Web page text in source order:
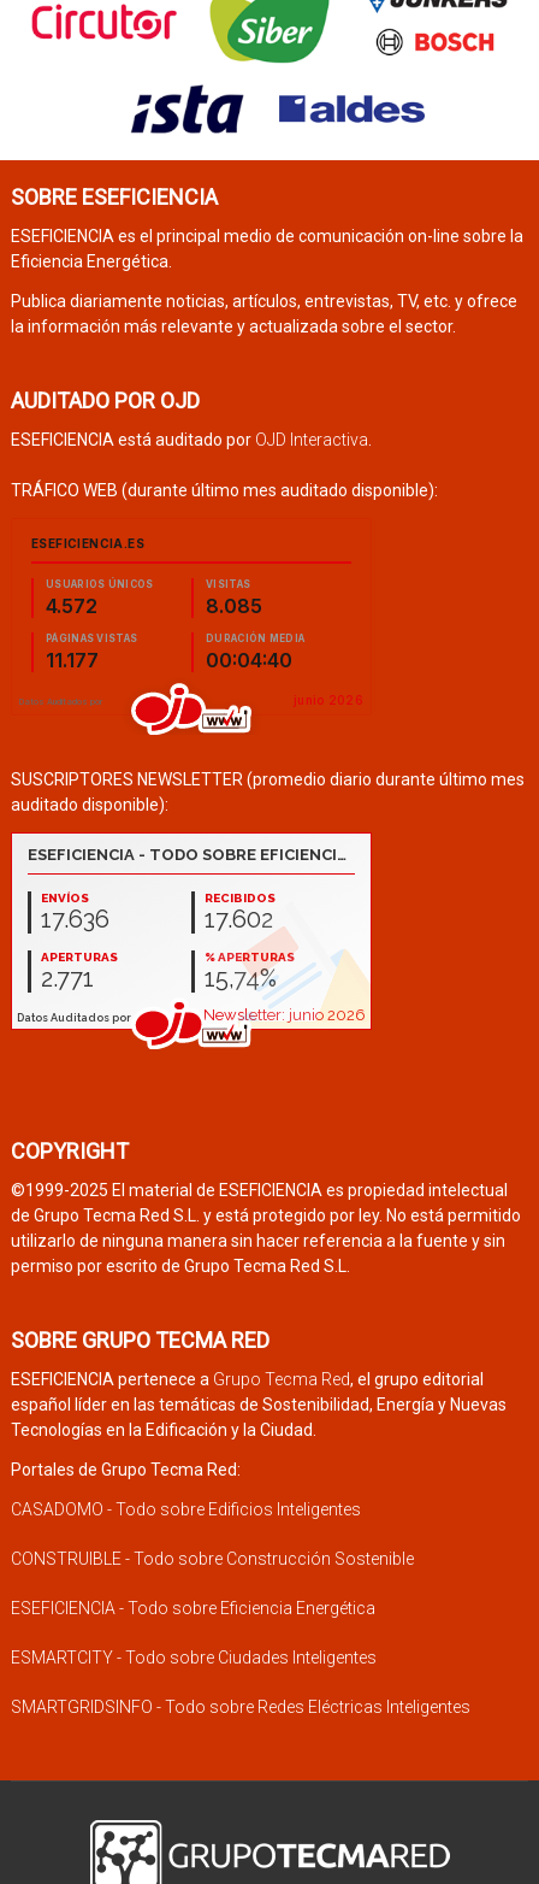
SOBRE ESEFICIENCIA
ESEFICIENCIA es el principal medio de comunicación on-line sobre la
Eficiencia Energética.
Publica diariamente noticias, artículos, entrevistas, TV, etc. y ofrece
la información más relevante y actualizada sobre el sector.
AUDITADO POR OJD
ESEFICIENCIA está auditado por OJD Interactiva
TRÁFICO WEB (durante último mes auditado disponible):
SUSCRIPTORES NEWSLETTER (promedio diario durante último mes
auditado disponible):
COPYRIGHT
©1999-2025 El material de ESEFICIENCIA es propiedad intelectual
de Grupo Tecma Red S.L. y está protegido por ley. No está permitido
utilizarlo de ninguna manera sin hacer referencia a la fuente y sin
permiso por escrito de Grupo Tecma Red S.L.
SOBRE GRUPO TECMA RED
ESEFICIENCIA pertenece a Grupo Tecma Red, el grupo editorial
español líder en las temáticas de Sostenibilidad, Energía y Nuevas
Tecnologías en la Edificación y la Ciudad.
Portales de Grupo Tecma Red:
CASADOMO - Todo sobre Edificios Inteligentes
CONSTRUIBLE - Todo sobre Construcción Sostenible
ESEFICIENCIA - Todo sobre Eficiencia Energética
ESMARTCITY - Todo sobre Ciudades Inteligentes
SMARTGRIDSINFO - Todo sobre Redes Eléctricas Inteligentes